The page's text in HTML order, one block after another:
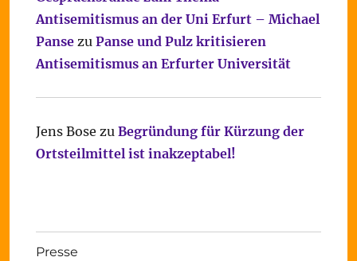
Antisemitismus an der Uni Erfurt – Michael
Pansezu Panse und Pulz kritisieren
Antisemitismus an Erfurter Universität
Jens Bose zu Begründung für Kürzung der
Ortsteilmittel ist inakzeptabel!
Presse